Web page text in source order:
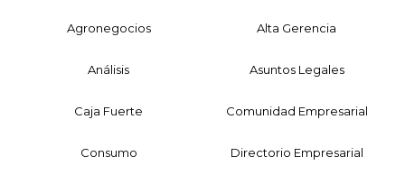
Agronegocios Alta Gerencia
Análisis Asuntos Legales
Caja Fuerte Comunidad Empresarial
Consumo Directorio Empresarial